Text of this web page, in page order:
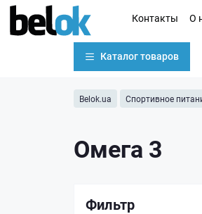
Контакты О
Каталог товаров
Belok.ua Спортивное
Омега 3
Фильтр